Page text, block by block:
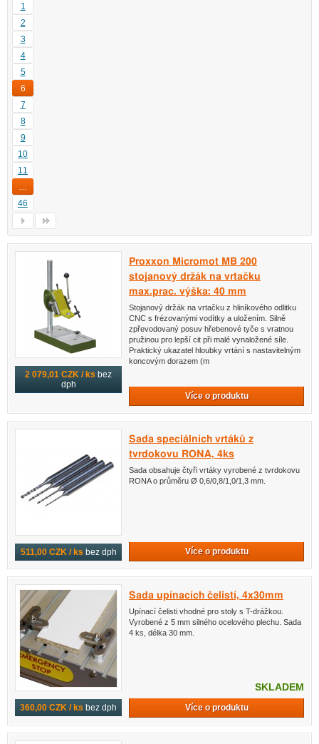
1
2
3
4
5
6
7
8
9
10
11
46
2 079,01 CZK / ks bez
dph
Proxxon Micromot MB 200
stojanový držák na vrtačku
max.prac. výška: 40 mm
Stojanový držák na vrtačku z hliníkového odlitku
CNC s frézovanými vodítky a uložením. Silně
zpřevodovaný posuv hřebenové tyče s vratnou
pružinou pro lepší cit při malé vynaložené síle.
Praktický ukazatel hloubky vrtání s nastavitelným
koncovým dorazem (m
Více o produktu
511,00 CZK / ks bez dph
Sada speciálních vrtáků z
tvrdokovu RONA, 4ks
Sada obsahuje čtyři vrtáky vyrobené z tvrdokovu
RONA o průměru Ø 0,6/0,8/1,0/1,3 mm.
Více o produktu
360,00 CZK / ks bez dph
Sada upínacích čelistí, 4x30mm
Upínací čelisti vhodné pro stoly s T-drážkou.
Vyrobené z 5 mm silného ocelového plechu. Sada
4 ks, délka 30 mm.
SKLADEM
Více o produktu